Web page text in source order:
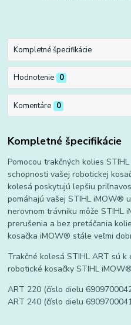
Kompletné špecifikácie
Hodnotenie 0
Komentáre 0
Kompletné špecifikácie
Pomocou trakčných kolies
schopnosti vašej robotickej
kolesá poskytujú lepšiu
pomáhajú vašej STIHL iMOW®
nerovnom trávniku môže STIHL
prerušenia a bez pretáčania
kosačka iMOW® stále veľmi
Trakčné kolesá STIHL ART sú
robotické kosačky STIHL
ART 220 (číslo dielu
ART 240 (číslo dielu